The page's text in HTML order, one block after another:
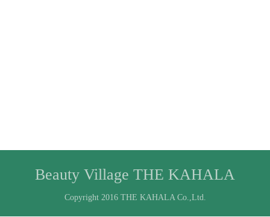
Beauty Village THE KAHALA
Copyright 2016 THE KAHALA Co.,Ltd.